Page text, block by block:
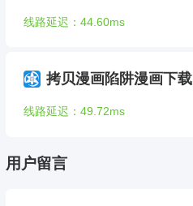
线路延迟：44.60ms
拷贝漫画陷阱漫画下载
线路延迟：49.72ms
用户留言